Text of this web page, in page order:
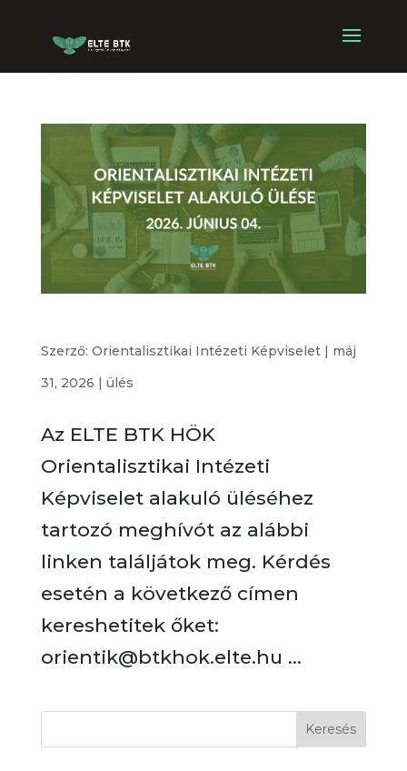
Szerző: Orientalisztikai Intézeti Képviselet| máj
31, 2026
ülés
Az ELTE BTK HÖK
Orientalisztikai Intézeti
Képviselet alakuló üléséhez
tartozó meghívót az alábbi
linken találjátok meg. Kérdés
esetén a következő címen
kereshetitek őket:
orientik@btkhok.elte.hu ...